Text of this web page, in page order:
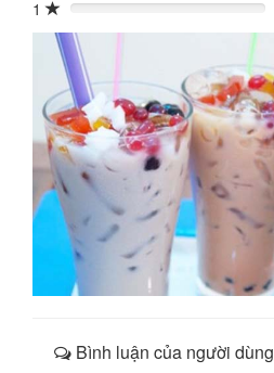
1
0%
Bình luận của người dùng